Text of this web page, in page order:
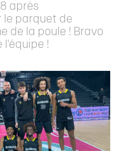
après
le parquet de
de la poule ! Bravo
l'équipe !